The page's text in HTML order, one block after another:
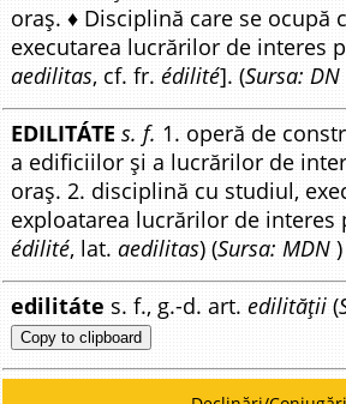
oraș. ♦ Disciplină care se ocupă
executarea lucrărilor de interes
aedilitas, cf. fr.édilité]. (Sursa: DN
EDILITÁTE s. f. 1. operă de
a edificiilor și a lucrărilor de
oraș. 2. disciplină cu studiul,
exploatarea lucrărilor de interes
édilité, lat.aedilitas) (Sursa: MDN
edilitáte s. f., g.-d. art.edilității (
Copy to clipboard